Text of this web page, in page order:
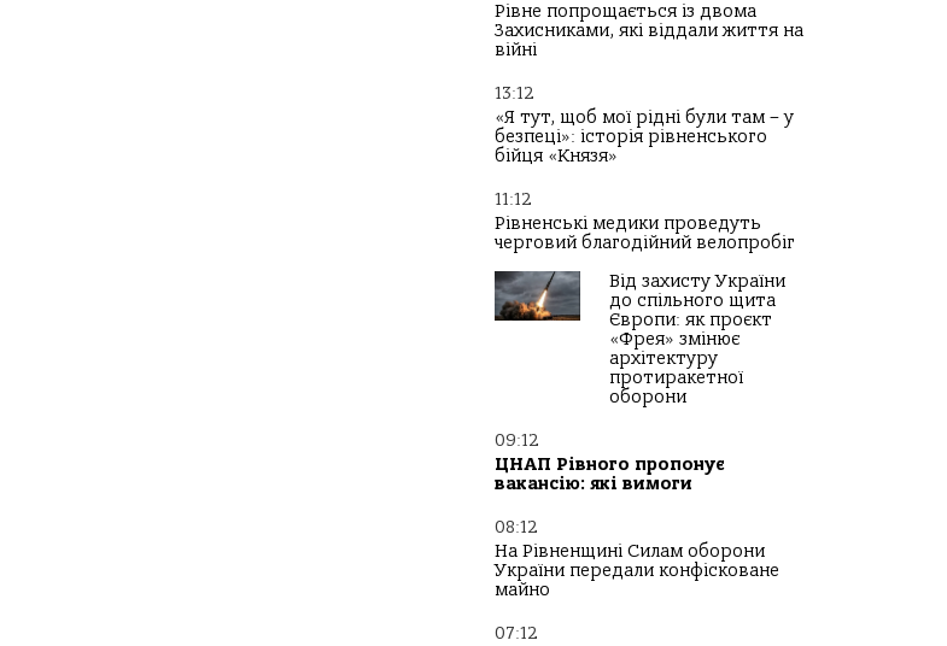
Рівне попрощається із двома
Захисниками, які віддали життя на
війні
13:12
«Я тут, щоб мої рідні були там – у
безпеці»: історія рівненського
бійця «Князя»
11:12
Рівненські медики проведуть
черговий благодійний велопробіг
Від захисту України
до спільного щита
Європи: як проєкт
«Фрея» змінює
архітектуру
протиракетної
оборони
09:12
ЦНАП Рівного пропонує
вакансію: які вимоги
08:12
На Рівненщині Силам оборони
України передали конфісковане
майно
07:12